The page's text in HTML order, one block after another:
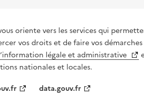
oriente vers les services qui
vos droits et de faire vos
légale et administrative
nationales et locales.
data.gouv.fr